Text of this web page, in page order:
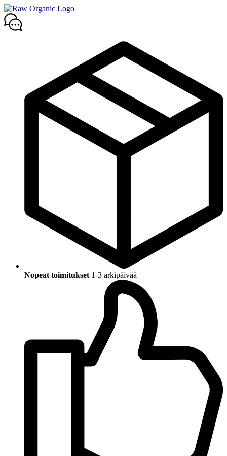
Mene
sisältöön
Nopeat toimitukset 1-3 arkipäivää